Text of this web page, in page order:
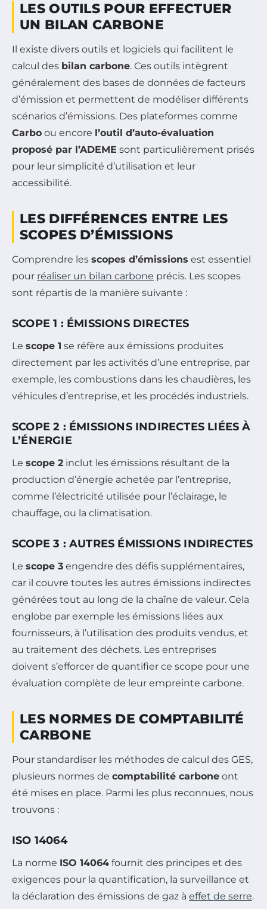
LES OUTILS POUR EFFECTUER
UN BILAN CARBONE
Il existe divers outils et logiciels qui facilitent le
calcul des bilan carbone. Ces outils intègrent
généralement des bases de données de facteurs
d’émission et permettent de modéliser différents
scénarios d’émissions. Des plateformes comme
Carbo ou encore l’outil d’auto-évaluation
proposé par l’ADEME sont particulièrement prisés
pour leur simplicité d’utilisation et leur
accessibilité.
LES DIFFÉRENCES ENTRE LES
SCOPES D’ÉMISSIONS
Comprendre les scopes d’émissions est essentiel
pour réaliser un bilan carbone précis. Les scopes
sont répartis de la manière suivante :
SCOPE 1 : ÉMISSIONS DIRECTES
Le scope 1 se réfère aux émissions produites
directement par les activités d’une entreprise, par
exemple, les combustions dans les chaudières, les
véhicules d’entreprise, et les procédés industriels.
SCOPE 2 : ÉMISSIONS INDIRECTES LIÉES À
L’ÉNERGIE
Le scope 2 inclut les émissions résultant de la
production d’énergie achetée par l’entreprise,
comme l’électricité utilisée pour l’éclairage, le
chauffage, ou la climatisation.
SCOPE 3 : AUTRES ÉMISSIONS INDIRECTES
Le scope 3 engendre des défis supplémentaires,
car il couvre toutes les autres émissions indirectes
générées tout au long de la chaîne de valeur. Cela
englobe par exemple les émissions liées aux
fournisseurs, à l’utilisation des produits vendus, et
au traitement des déchets. Les entreprises
doivent s’efforcer de quantifier ce scope pour une
évaluation complète de leur empreinte carbone.
LES NORMES DE COMPTABILITÉ
CARBONE
Pour standardiser les méthodes de calcul des GES,
plusieurs normes de comptabilité carbone ont
été mises en place. Parmi les plus reconnues, nous
trouvons :
ISO 14064
La norme ISO 14064 fournit des principes et des
exigences pour la quantification, la surveillance et
la déclaration des émissions de gaz à effet de serre.